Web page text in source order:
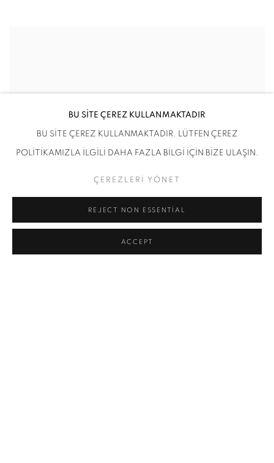
BU SİTE ÇEREZ KULLANMAKTADIR
BU SİTE ÇEREZ KULLANMAKTADIR. LÜTFEN ÇEREZ
POLİTİKAMIZLA İLGİLİ DAHA FAZLA BİLGİ İÇİN BİZE ULAŞIN.
ÇEREZLERİ YÖNET
REJECT NON ESSENTIAL
ACCEPT